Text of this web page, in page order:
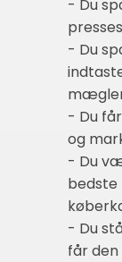
- Du
- Du
- Du
og
- Du
bedste
- Du
får